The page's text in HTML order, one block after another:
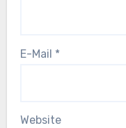
E-Mail *
Website